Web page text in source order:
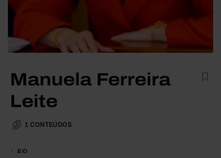
Manuela Ferreira
Leite
1 CONTEÚDOS
BIO